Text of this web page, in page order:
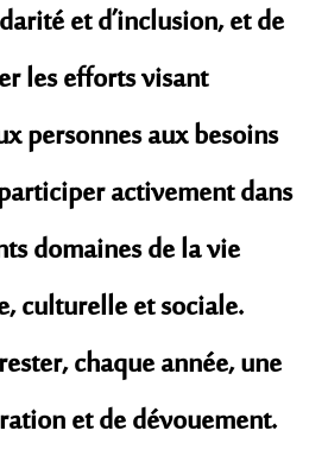
et d’inclusion, et de
les efforts visant
personnes aux besoins
activement dans
domaines de la vie
culturelle et sociale.
chaque année, une
et de dévouement.